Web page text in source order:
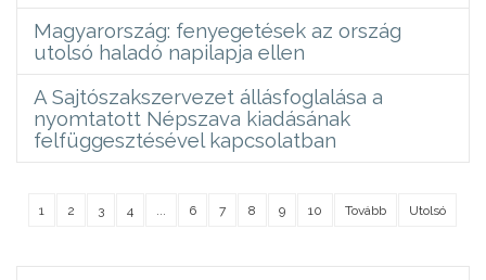
Magyarország: fenyegetések az ország
utolsó haladó napilapja ellen
A Sajtószakszervezet állásfoglalása a
nyomtatott Népszava kiadásának
felfüggesztésével kapcsolatban
1 2 3 4 ... 6 7 8 9 10 Tovább Utolsó